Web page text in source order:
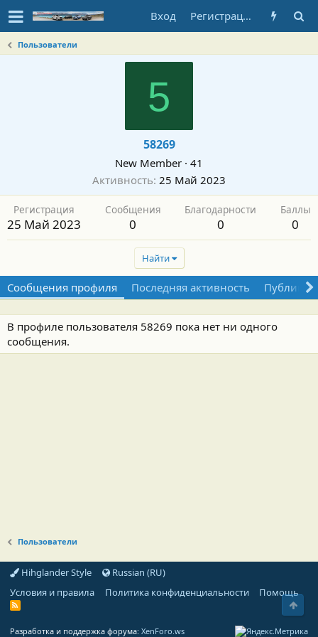
Вход Регистрация
Пользователи
5
58269
New Member · 41
Активность 25 Май 2023
Регистрация
25 Май 2023
Сообщения
0
Благодарности
0
Баллы
0
Найти
Сообщения профиля Последняя активность
В профиле пользователя 58269 пока нет ни одного
сообщения.
Пользователи
Hihglander Style
Russian (RU)
Условия и правила
Политика конфиденциальности Помощь
R
Разработка и поддержка форума: XenForo.ws